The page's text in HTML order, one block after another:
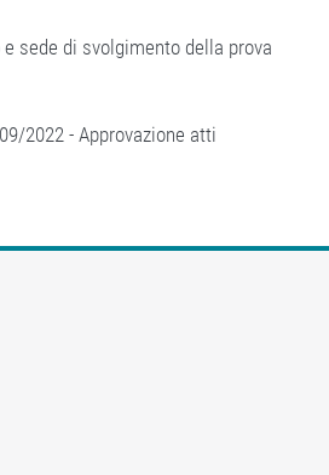
sede di svolgimento della prova
2022 - Approvazione atti